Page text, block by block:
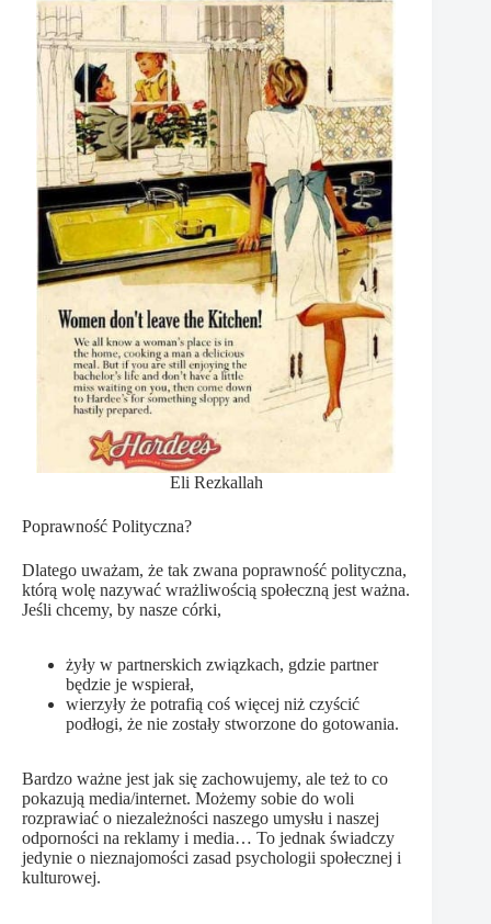
Eli Rezkallah
Poprawność Polityczna?
Dlatego uważam, że tak zwana poprawność polityczna,
którą wolę nazywać wrażliwością społeczną jest ważna.
Jeśli chcemy, by nasze córki,
żyły w partnerskich związkach, gdzie partner
będzie je wspierał,
wierzyły że potrafią coś więcej niż czyścić
podłogi, że nie zostały stworzone do gotowania.
Bardzo ważne jest jak się zachowujemy, ale też to co
pokazują media/internet. Możemy sobie do woli
rozprawiać o niezależności naszego umysłu i naszej
odporności na reklamy i media… To jednak świadczy
jedynie o nieznajomości zasad psychologii społecznej i
kulturowej.